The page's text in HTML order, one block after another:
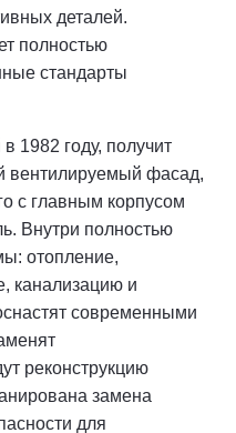
деталей.
полностью
стандарты
1982 году, получит
вентилируемый фасад,
с главным корпусом
Внутри полностью
отопление,
канализацию и
современными
реконструкцию
замена
для